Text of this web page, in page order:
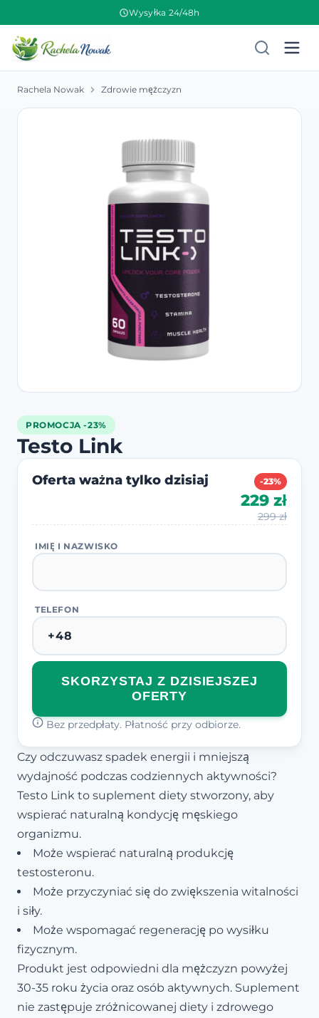
Wysyłka 24/48h
Rachela Nowak Zdrowie mężczyzn
PROMOCJA -23%
Testo Link
Oferta ważna tylko dzisiaj -23%
229 zł
299 zł
IMIĘ I NAZWISKO
TELEFON
SKORZYSTAJ Z DZISIEJSZEJ
OFERTY
Bez przedpłaty. Płatność przy odbiorze.
Czy odczuwasz spadek energii i mniejszą
wydajność podczas codziennych aktywności?
Testo Link to suplement diety stworzony, aby
wspierać naturalną kondycję męskiego
organizmu.
Może wspierać naturalną produkcję
testosteronu.
Może przyczyniać się do zwiększenia witalności
i siły.
Może wspomagać regenerację po wysiłku
fizycznym.
Produkt jest odpowiedni dla mężczyzn powyżej
30-35 roku życia oraz osób aktywnych. Suplement
nie zastępuje zróżnicowanej diety i zdrowego